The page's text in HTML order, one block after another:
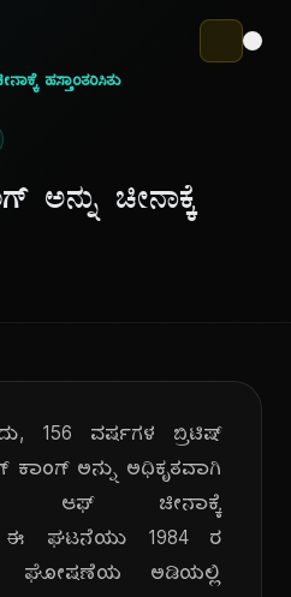
ಹಸ್ತಾಂತರಿಸಿತು
ಅನ್ನು ಚೀನಾಕ್ಕೆ
156 ವರ್ಷಗಳ ಬ್ರಿಟಿಷ್
ಅನ್ನು ಅಧಿಕೃತವಾಗಿ
ಆಫ್ ಚೀನಾಕ್ಕೆ
ಈ ಘಟನೆಯು 1984 ರ
ಘೋಷಣೆಯ ಅಡಿಯಲ್ಲಿ